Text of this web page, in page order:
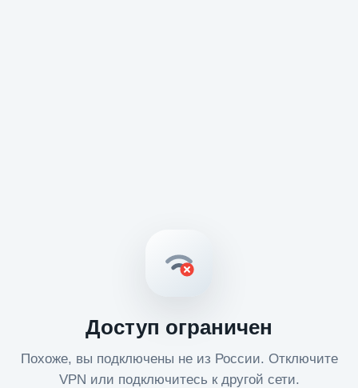
Доступ ограничен
Похоже, вы подключены не из России. Отключите
VPN или подключитесь к другой сети.